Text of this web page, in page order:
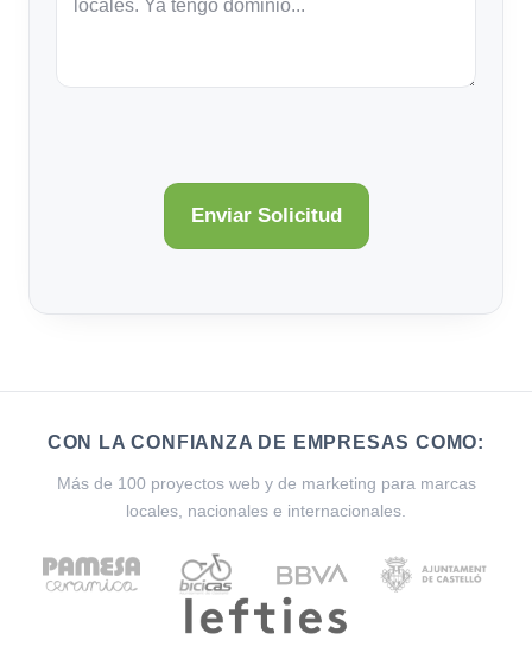
CON LA CONFIANZA DE EMPRESAS COMO:
Más de 100 proyectos web y de marketing para marcas
locales, nacionales e internacionales.